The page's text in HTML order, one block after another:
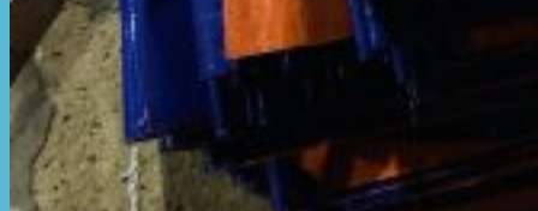
Hoạt động
May bạt mái che
Thi công bạt lót lồ
Thay bạt áo dù
Thay bạt mái che
Thi công mái tôn
Tuyển Dụng Hòa Phát Đạt
Liên hệ Hòa Phát Đạt